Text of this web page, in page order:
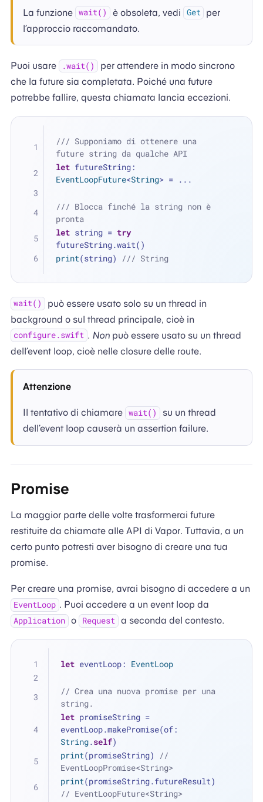
La funzione wait() è obsoleta, vedi Get per
l’approccio raccomandato.
Puoi usare .wait()
per attendere in modo sincrono
che la future sia completata. Poiché una future
potrebbe fallire, questa chiamata lancia eccezioni.
/// Supponiamo di ottenere una
future string da qualche API
let
EventLoopFuture<String> = ...
/// Blocca finché la string non è
pronta
let string = try
futureString.wait()
print(string) /// String
wait()
può essere usato solo su un thread in
background o sul thread principale, cioè in
configure.swift . Non può essere usato su un thread
dell’event loop, cioè nelle closure delle route.
Attenzione
Il tentativo di chiamare wait()
su un thread
dell’event loop causerà un assertion failure.
Promise
La maggior parte delle volte trasformerai future
restituite da chiamate alle API di Vapor. Tuttavia, a un
certo punto potresti aver bisogno di creare una tua
promise.
Per creare una promise, avrai bisogno di accedere a un
EventLoop . Puoi accedere a un event loop da
Application o Request a seconda del contesto.
let eventLoop: EventLoop
// Crea una nuova promise per una
string.
let promiseString =
String.self)
print(promiseString) //
EventLoopPromise<String>
print
// EventLoopFuture<String>